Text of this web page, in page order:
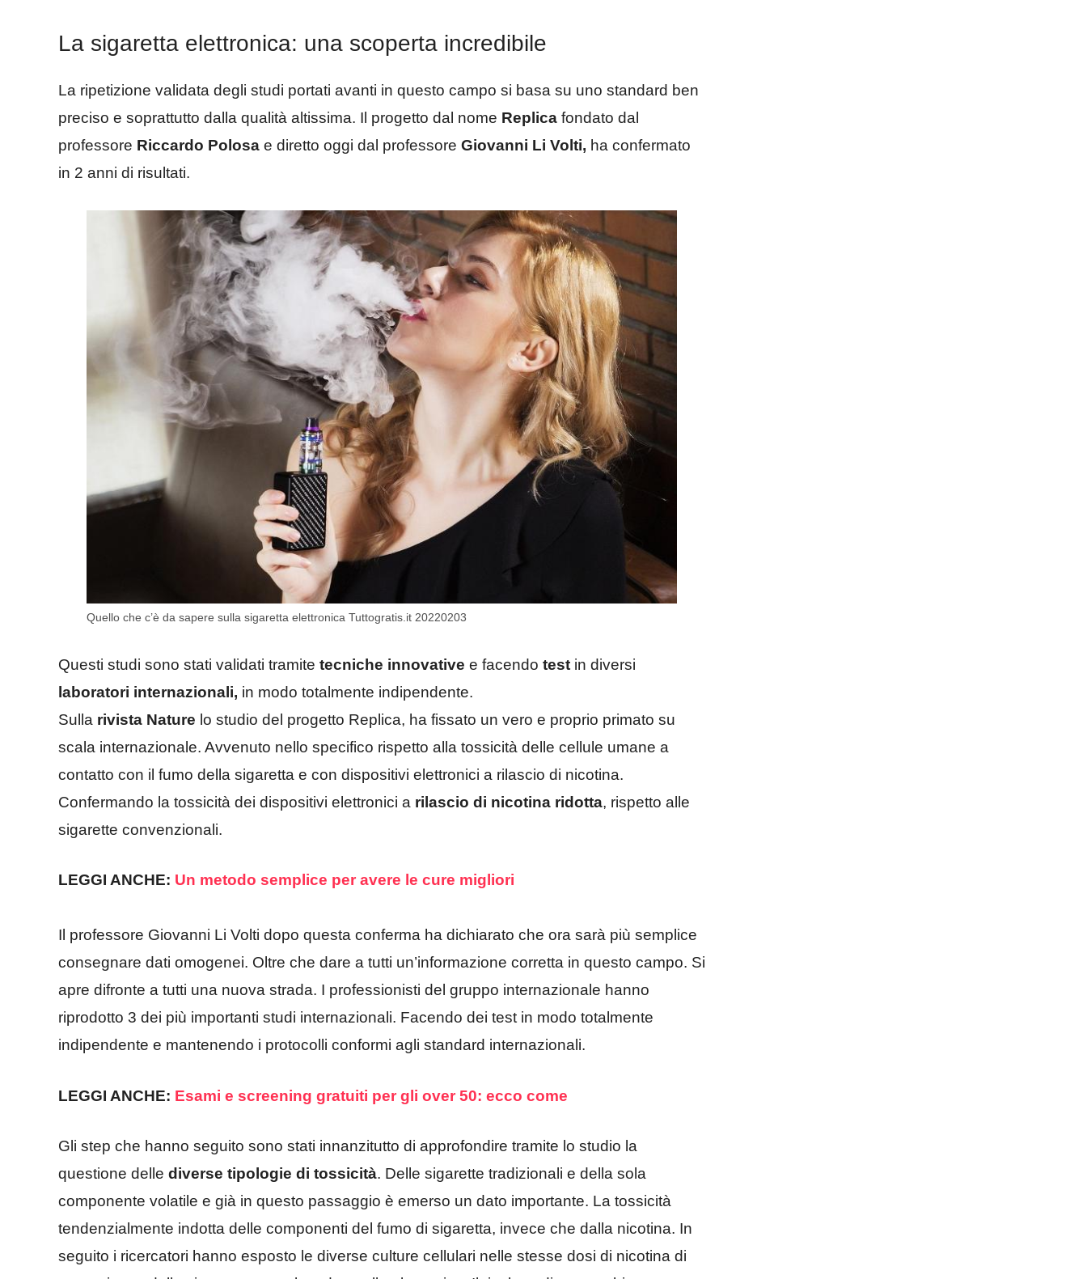
La sigaretta elettronica: una scoperta incredibile
La ripetizione validata degli studi portati avanti in questo campo si basa su uno standard ben
preciso e soprattutto dalla qualità altissima. Il progetto dal nome Replica fondato dal
professore Riccardo Polosa e diretto oggi dal professore Giovanni Li Volti, ha confermato
in 2 anni di risultati.
Quello che c’è da sapere sulla sigaretta elettronica Tuttogratis.it 20220203
Questi studi sono stati validati tramite tecniche innovative e facendo test in diversi
laboratori internazionali, in modo totalmente indipendente.
Sulla rivista Nature lo studio del progetto Replica, ha fissato un vero e proprio primato su
scala internazionale. Avvenuto nello specifico rispetto alla tossicità delle cellule umane a
contatto con il fumo della sigaretta e con dispositivi elettronici a rilascio di nicotina.
Confermando la tossicità dei dispositivi elettronici a rilascio di nicotina ridotta, rispetto alle
sigarette convenzionali.
LEGGI ANCHE: Un metodo semplice per avere le cure migliori
Il professore Giovanni Li Volti dopo questa conferma ha dichiarato che ora sarà più semplice
consegnare dati omogenei. Oltre che dare a tutti un’informazione corretta in questo campo. Si
apre difronte a tutti una nuova strada. I professionisti del gruppo internazionale hanno
riprodotto 3 dei più importanti studi internazionali. Facendo dei test in modo totalmente
indipendente e mantenendo i protocolli conformi agli standard internazionali.
LEGGI ANCHE: Esami e screening gratuiti per gli over 50: ecco come
Gli step che hanno seguito sono stati innanzitutto di approfondire tramite lo studio la
questione delle diverse tipologie di tossicità. Delle sigarette tradizionali e della sola
componente volatile e già in questo passaggio è emerso un dato importante. La tossicità
tendenzialmente indotta delle componenti del fumo di sigaretta, invece che dalla nicotina. In
seguito i ricercatori hanno esposto le diverse culture cellulari nelle stesse dosi di nicotina di